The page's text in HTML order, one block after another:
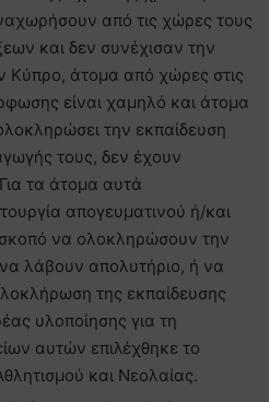
από τις χώρες τους
και δεν συνέχισαν την
Κύπρο, άτομα από χώρες στις
είναι χαμηλό και άτομα
την εκπαίδευση
τους, δεν έχουν
τα άτομα αυτά
απογευματινού ή/και
σκοπό να ολοκληρώσουν την
λάβουν απολυτήριο, ή να
της εκπαίδευσης
υλοποίησης για τη
αυτών επιλέχθηκε το
και Νεολαίας.